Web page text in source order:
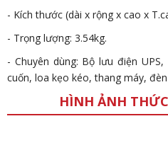
- Kích thước (dài x rộng x cao x
- Trọng lượng: 3.54kg.
- Chuyên dùng: Bộ lưu điện
cuốn, loa kẹo kéo, thang máy,
HÌNH ẢNH